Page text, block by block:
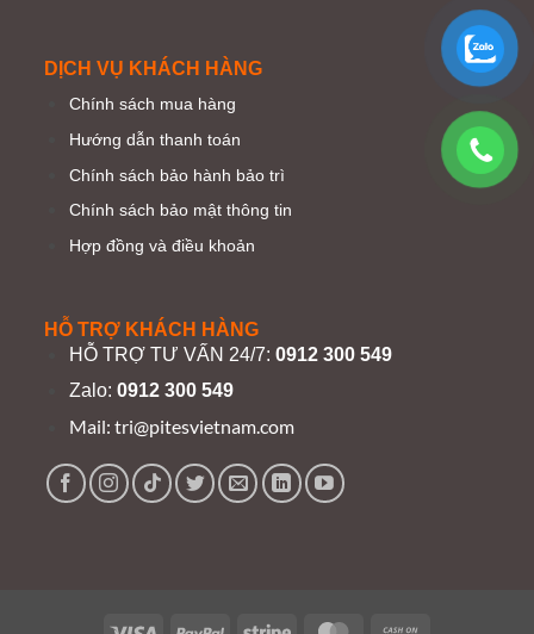
DỊCH VỤ KHÁCH HÀNG
Chính sách mua hàng
Hướng dẫn thanh toán
Chính sách bảo hành bảo trì
Chính sách bảo mật thông tin
Hợp đồng và điều khoản
HỖ TRỢ KHÁCH HÀNG
HỖ TRỢ TƯ VẤN 24/7:0912 300 549
Zalo:0912 300 549
Mail:tri@pitesvietnam.com